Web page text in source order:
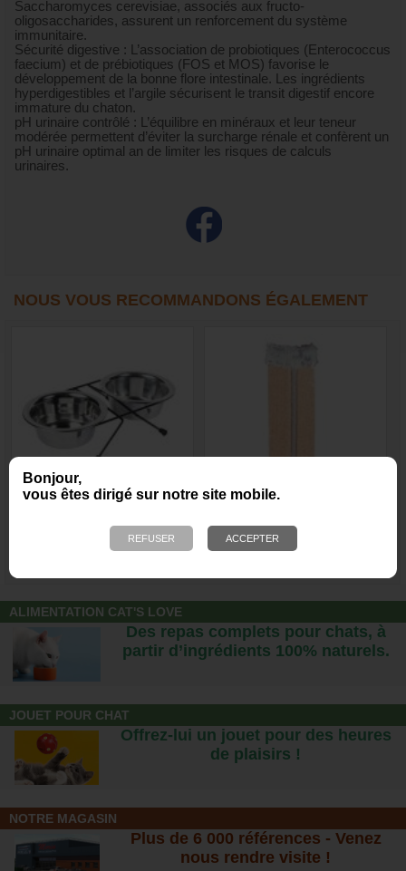
Bonjour,
vous êtes dirigé sur notre site mobile.
Saccharomyces cerevisiae, associés aux fructo-
oligosaccharides, assurent un renforcement du système
immunitaire.
Sécurité digestive : L’association de probiotiques (Enterococcus
faecium) et de prébiotiques (FOS et MOS) favorise le
développement de la bonne flore intestinale. Les ingrédients
hyperdigestibles et l’argile sécurisent le transit digestif encore
immature du chaton.
pH urinaire contrôlé : L’équilibre en minéraux et leur teneur
modérée permettent d’éviter la surcharge rénale et confèrent un
pH urinaire optimal a­n de limiter les risques de calculs
urinaires.
NOUS VOUS RECOMMANDONS ÉGALEMENT
d’angle
ALIMENTATION CAT'S LOVE
Des repas complets pour chats, à
partir d’ingrédients 100% naturels.
JOUET POUR CHAT
Offrez-lui un jouet pour des heures
de plaisirs !
NOTRE MAGASIN
Plus de 6 000 références - Venez
nous rendre visite !